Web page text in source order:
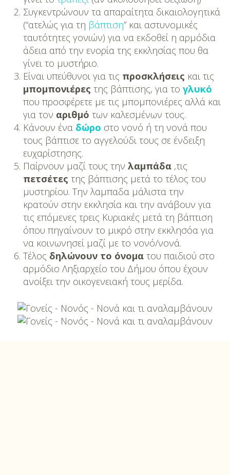
DIY
Διατροφή-Συνταγές
Συνταγές
Συμβουλές
Διατροφής
Υγεία – Ψυχολογία
Συγκεντρώνουν τα απαραίτητα δικαιολογητικά
(“ατελώς για τη βάπτιση” και αστυνομικές
ταυτότητες γονιών) για να εκδοθεί η αρμόδια
άδεια από την ενορία της εκκλησίας που θα
γίνει το μυστήριο.
Είναι υπεύθυνοι για τις προσκλήσεις και τις
μπομπονιέρες της βάπτισης, για το γλυκό
που προσφέρετε με τις μπομπονιέρες αλλά και
για τον αριθμό των καλεσμένων τους.
Κάνουν ένα δώρο στο νονό ή τη νονά που
τους βάπτισε το αγγελούδι τους σε ένδειξη
ευχαρίστησης.
Παίρνουν μαζί τους την λαμπάδα,τις
πετσέτες της βάπτισης μετά το τέλος του
μυστηρίου. Την λαμπαδα μάλιστα την
κρατούν στην εκκλησία και την ανάβουν για
τις επόμενες τρεις Κυριακές μετά τη βάπτιση
όπου πηγαίνουν το μικρό στην εκκλησόα για
να κοινωνησεί μαζί με το νονό/νονά.
Τέλος δηλώνουν το όνοματου παιδιού στο
αρμόδιο Ληξιαρχείο του Δήμου όπου έχουν
ανοίξει την οικογενειακή τους μερίδα.